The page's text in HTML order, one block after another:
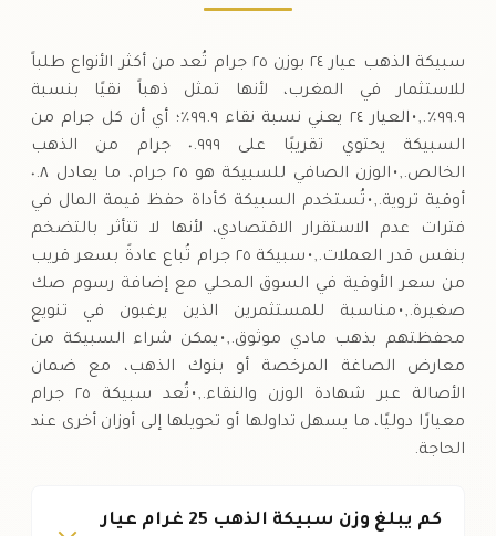
سبيكة الذهب عيار ٢٤ بوزن ٢٥ جرام تُعد من أكثر الأنواع طلباً
للاستثمار في المغرب، لأنها تمثل ذهباً نقيًا بنسبة
٩٩.٩٪., • العيار ٢٤ يعني نسبة نقاء ٩٩.٩٪؛ أي أن كل جرام من
السبيكة يحتوي تقريبًا على ٠.٩٩٩ جرام من الذهب
الخالص., • الوزن الصافي للسبيكة هو ٢٥ جرام، ما يعادل ٠.٨
أوقية تروية., • تُستخدم السبيكة كأداة حفظ قيمة المال في
فترات عدم الاستقرار الاقتصادي، لأنها لا تتأثر بالتضخم
بنفس قدر العملات., • سبيكة ٢٥ جرام تُباع عادةً بسعر قريب
من سعر الأوقية في السوق المحلي مع إضافة رسوم صك
صغيرة., • مناسبة للمستثمرين الذين يرغبون في تنويع
محفظتهم بذهب مادي موثوق., • يمكن شراء السبيكة من
معارض الصاغة المرخصة أو بنوك الذهب، مع ضمان
الأصالة عبر شهادة الوزن والنقاء., • تُعد سبيكة ٢٥ جرام
معيارًا دوليًا، ما يسهل تداولها أو تحويلها إلى أوزان أخرى عند
الحاجة.
كم يبلغ وزن سبيكة الذهب 25 غرام عيار